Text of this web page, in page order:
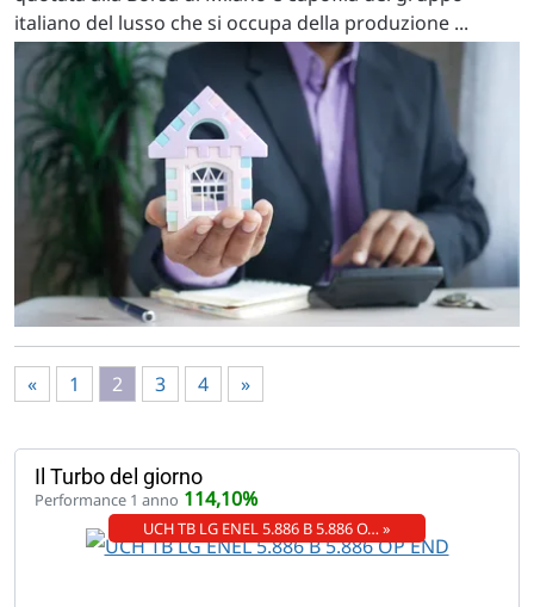
italiano del lusso che si occupa della produzione ...
« 1 2 3 4 »
Il Turbo del giorno
Performance 1 anno 114,10%
UCH TB LG ENEL 5.886 B 5.886 O… »